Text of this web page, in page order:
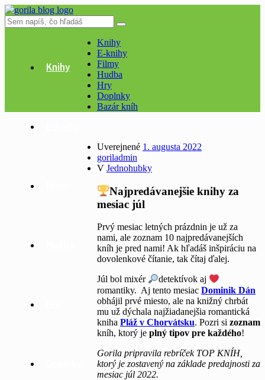
Knihy
Knihy
E-knihy
Filmy
Hudba
Hry
Doplnky
Bazár kníh
Uverejnené 1. augusta 2022
goriladmin
V Jednohubky
Najpredávanejšie knihy za
mesiac júl
Prvý mesiac letných prázdnin je už za
nami, ale zoznam 10 najpredávanejších
kníh je pred nami! Ak hľadáš inšpiráciu na
dovolenkové čítanie, tak čítaj ďalej.
Júl bol mixér
detektívok aj
romantiky. Aj tento mesiac Dominik Dán
obhájil prvé miesto, ale na knižný chrbát
mu už dýchala najžiadanejšia romantická
kniha Pláž v Chorvátsku. Pozri si zoznam
kníh, ktorý je plný tipov pre každého!
Gorila pripravila rebríček TOP KNÍH,
ktorý je zostavený na základe predajnosti za
mesiac júl 2022.